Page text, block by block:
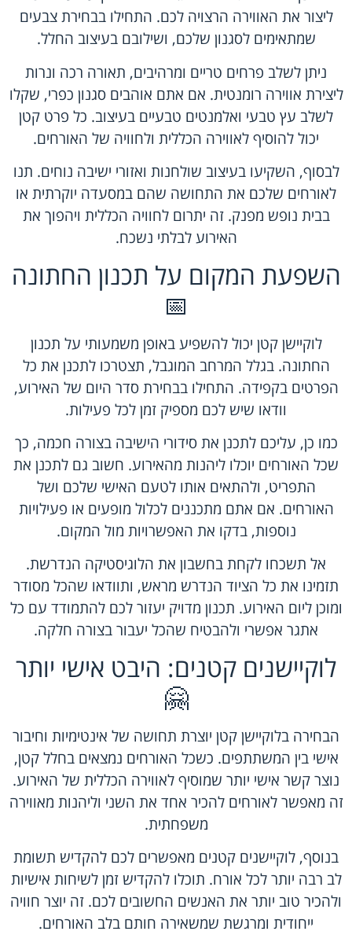
ליצור את האווירה הרצויה לכם. התחילו בבחירת צבעים
שמתאימים לסגנון שלכם, ושילובם בעיצוב החלל.
ניתן לשלב פרחים טריים ומרהיבים, תאורה רכה ונרות
ליצירת אווירה רומנטית. אם אתם אוהבים סגנון כפרי, שקלו
לשלב עץ טבעי ואלמנטים טבעיים בעיצוב. כל פרט קטן
יכול להוסיף לאווירה הכללית ולחוויה של האורחים.
לבסוף, השקיעו בעיצוב שולחנות ואזורי ישיבה נוחים. תנו
לאורחים שלכם את התחושה שהם במסעדה יוקרתית או
בבית נופש מפנק. זה יתרום לחוויה הכללית ויהפוך את
האירוע לבלתי נשכח.
השפעת המקום על תכנון החתונה
📅
לוקיישן קטן יכול להשפיע באופן משמעותי על תכנון
החתונה. בגלל המרחב המוגבל, תצטרכו לתכנן את כל
הפרטים בקפידה. התחילו בבחירת סדר היום של האירוע,
וודאו שיש לכם מספיק זמן לכל פעילות.
כמו כן, עליכם לתכנן את סידורי הישיבה בצורה חכמה, כך
שכל האורחים יוכלו ליהנות מהאירוע. חשוב גם לתכנן את
התפריט, ולהתאים אותו לטעם האישי שלכם ושל
האורחים. אם אתם מתכננים לכלול מופעים או פעילויות
נוספות, בדקו את האפשרויות מול המקום.
אל תשכחו לקחת בחשבון את הלוגיסטיקה הנדרשת.
תזמינו את כל הציוד הנדרש מראש, ותוודאו שהכל מסודר
ומוכן ליום האירוע. תכנון מדויק יעזור לכם להתמודד עם כל
אתגר אפשרי ולהבטיח שהכל יעבור בצורה חלקה.
לוקיישנים קטנים: היבט אישי יותר
🤗
הבחירה בלוקיישן קטן יוצרת תחושה של אינטימיות וחיבור
אישי בין המשתתפים. כשכל האורחים נמצאים בחלל קטן,
נוצר קשר אישי יותר שמוסיף לאווירה הכללית של האירוע.
זה מאפשר לאורחים להכיר אחד את השני וליהנות מאווירה
משפחתית.
בנוסף, לוקיישנים קטנים מאפשרים לכם להקדיש תשומת
לב רבה יותר לכל אורח. תוכלו להקדיש זמן לשיחות אישיות
ולהכיר טוב יותר את האנשים החשובים לכם. זה יוצר חוויה
ייחודית ומרגשת שמשאירה חותם בלב האורחים.